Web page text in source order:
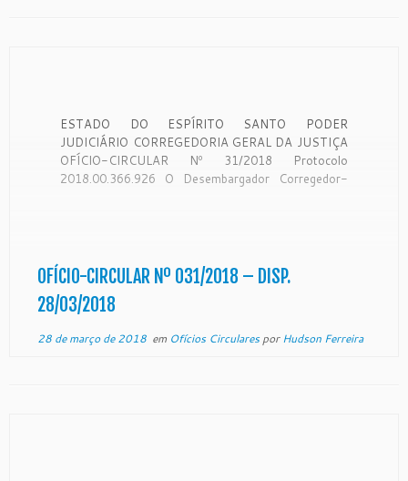
ESTADO DO ESPÍRITO SANTO PODER
JUDICIÁRIO CORREGEDORIA GERAL DA JUSTIÇA
OFÍCIO-CIRCULAR Nº 31/2018 Protocolo
2018.00.366.926 O Desembargador Corregedor-
com circunscrição em todo […]
OFÍCIO-CIRCULAR Nº 031/2018 – DISP.
28/03/2018
28 de março de 2018em Ofícios CircularesporHudson Ferreira